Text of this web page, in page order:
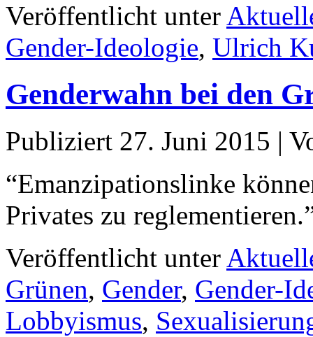
Veröffentlicht unter
Gender-Ideologie, Ulrich
Genderwahn bei den
Publiziert 27. Juni 2015 |
“Emanzipationslinke
Privates zu
Veröffentlicht unter
Grünen, Gender, Gender-
Lobbyismus,